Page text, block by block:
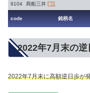
9104 商船三井 東P
code 銘柄名
2022年7月末の逆
2022年7月末に高額逆日歩が